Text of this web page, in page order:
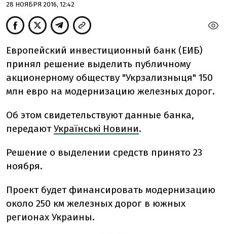
28 НОЯБРЯ 2016, 12:42
Европейский инвестиционный банк (ЕИБ)
принял решение выделить публичному
акционерному обществу "Укрзализныця" 150
млн евро на модернизацию железных дорог.
Об этом свидетельствуют данные банка,
передаютУкраїнські Новини.
Решение о выделении средств принято 23
ноября.
Проект будет финансировать модернизацию
около 250 км железных дорог в южных
регионах Украины.